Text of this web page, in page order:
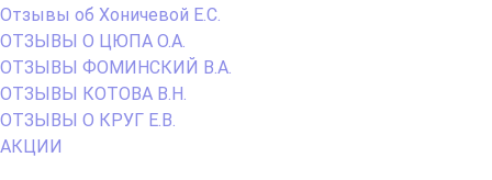
Отзывы об Хоничевой Е.С.
ОТЗЫВЫ О ЦЮПА О.А.
ОТЗЫВЫ ФОМИНСКИЙ В.А.
ОТЗЫВЫ КОТОВА В.Н.
ОТЗЫВЫ О КРУГ Е.В.
АКЦИИ